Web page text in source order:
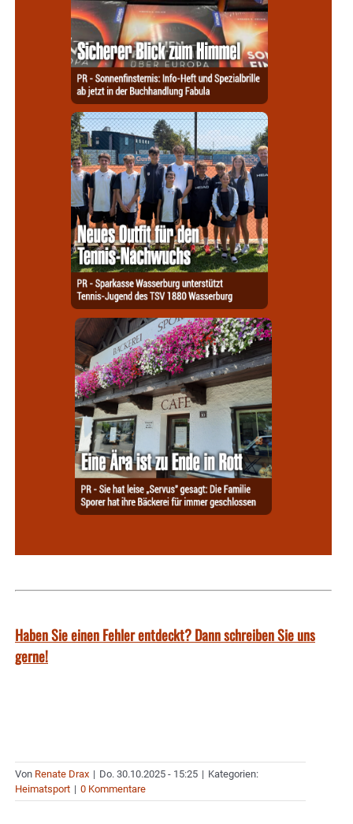
Haben Sie einen Fehler entdeckt? Dann schreiben Sie uns
gerne!
Von Renate Drax | Do. 30.10.2025 - 15:25 | Kategorien:
Heimatsport | 0 Kommentare